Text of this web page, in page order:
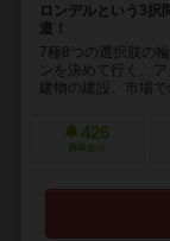
ロンデルという3
道！
7種8つの選択肢の
ンを決めて行く。
建物の建設、市場で
426
興味あり